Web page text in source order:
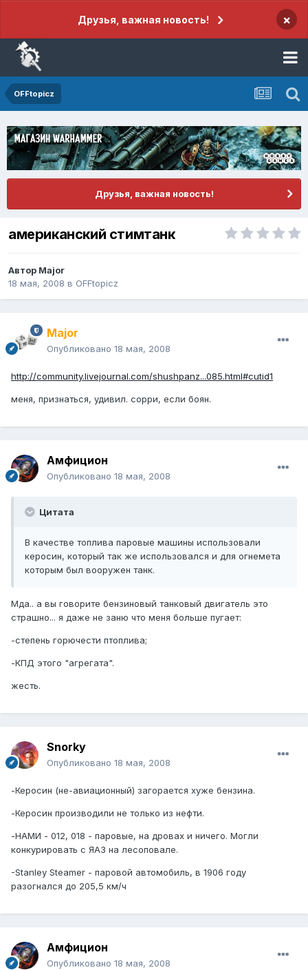
Друзья, важная новость! ×
OFFtopicz
Друзья, важная новость!
американский стимтанк
Автор Major
18 мая, 2008 в OFFtopicz
Major
Опубликовано 18 мая, 2008
http://community.livejournal.com/shushpanz...085.html#cutid1
меня, признаться, удивил. сорри, если боян.
Амфицион
Опубликовано 18 мая, 2008
Цитата
В качестве топлива паровые машины использовали
керосин, который так же использовался и для огнемета
которым был вооружен танк.
Мда.. а вы говорите бензиновый танковый двигатель это
страшно... я даже не заню что меня больше пугает:
-степень горючести птоплива;
-КПД этого "агрегата".
жесть.
Snorky
Опубликовано 18 мая, 2008
-Керосин (не-авиационный) загорается хуже бензина.
-Керосин производили не только из нефти.
-НАМИ - 012, 018 - паровые, на дровах и ничего. Могли
конкурировать с ЯАЗ на лесоповале.
-Stanley Steamer - паровой автомобиль, в 1906 году
разогнался до 205,5 км/ч
Амфицион
Опубликовано 18 мая, 2008